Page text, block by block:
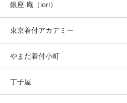
銀座 庵（iori）
東京着付アカデミー
やまだ着付小町
丁子屋